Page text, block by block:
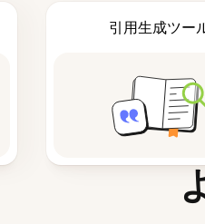
引用生成ツー